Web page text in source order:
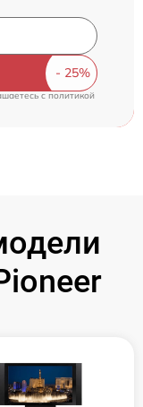
c политикой